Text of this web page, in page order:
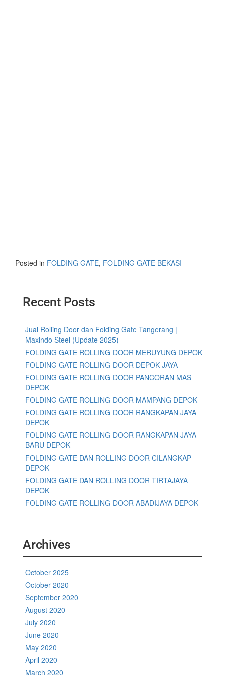
Posted in FOLDING GATE, FOLDING GATE BEKASI
Recent Posts
Jual Rolling Door dan Folding Gate Tangerang |
Maxindo Steel (Update 2025)
FOLDING GATE ROLLING DOOR MERUYUNG DEPOK
FOLDING GATE ROLLING DOOR DEPOK JAYA
FOLDING GATE ROLLING DOOR PANCORAN MAS
DEPOK
FOLDING GATE ROLLING DOOR MAMPANG DEPOK
FOLDING GATE ROLLING DOOR RANGKAPAN JAYA
DEPOK
FOLDING GATE ROLLING DOOR RANGKAPAN JAYA
BARU DEPOK
FOLDING GATE DAN ROLLING DOOR CILANGKAP
DEPOK
FOLDING GATE DAN ROLLING DOOR TIRTAJAYA
DEPOK
FOLDING GATE ROLLING DOOR ABADIJAYA DEPOK
Archives
October 2025
October 2020
September 2020
August 2020
July 2020
June 2020
May 2020
April 2020
March 2020